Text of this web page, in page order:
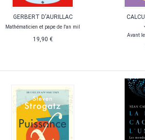
GERBERT D'AURILLAC
Mathématicien et pape de l'an mil
19,90 €
Avant